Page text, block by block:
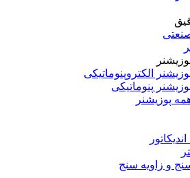
الکتروپنوماتیکی
پنوماتیکی
پوزیشنر
و زاویه سنج